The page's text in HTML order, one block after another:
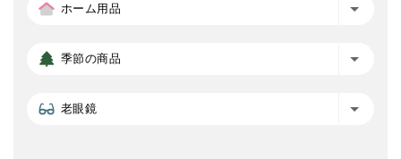
ホーム用品
季節の商品
老眼鏡